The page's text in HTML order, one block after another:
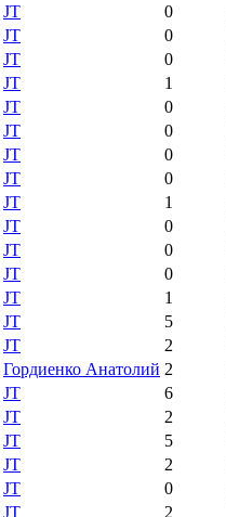
JT 0
JT 0
JT 0
JT 1
JT 0
JT 0
JT 0
JT 0
JT 1
JT 0
JT 0
JT 0
JT 1
JT 5
JT 2
Гордиенко Анатолий 2
JT 6
JT 2
JT 5
JT 2
JT 0
JT 2